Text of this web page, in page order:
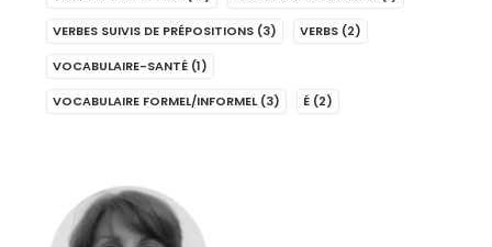
VERBES SUIVIS DE PRÉPOSITIONS (3) VERBS (2)
VOCABULAIRE-SANTÉ (1)
VOCABULAIRE FORMEL/INFORMEL (3) É (2)